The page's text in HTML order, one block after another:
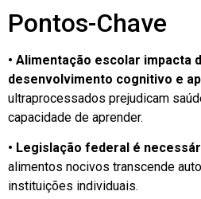
Pontos-Chave
• Alimentação escolar impacta
desenvolvimento cognitivo e
ultraprocessados prejudicam
capacidade de aprender.
• Legislação federal é
alimentos nocivos transcende
instituições individuais.